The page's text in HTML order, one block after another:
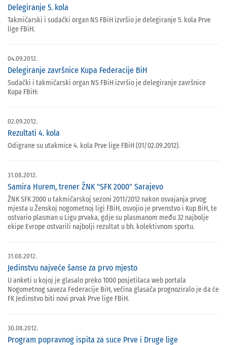
Delegiranje 5. kola
Takmičarski i sudački organ NS FBiH izvršio je delegiranje 5. kola Prve
lige FBiH.
04.09.2012.
Delegiranje završnice Kupa Federacije BiH
Sudački i takmičarski organ NS FBiH izvršio je delegiranje završnice
Kupa FBiH:
02.09.2012.
Rezultati 4. kola
Odigrane su utakmice 4. kola Prve lige FBiH (01/02.09.2012).
31.08.2012.
Samira Hurem, trener ŽNK "SFK 2000" Sarajevo
ŽNK SFK 2000 u takmičarskoj sezoni 2011/2012 nakon osvajanja prvog
mjesta u Ženskoj nogometnoj ligi FBiH, osvojio je prvenstvo i Kup BiH, te
ostvario plasman u Ligu prvaka, gdje su plasmanom među 32 najbolje
ekipe Evrope ostvarili najbolji rezultat u bh. kolektivnom sportu.
31.08.2012.
Jedinstvu najveće šanse za prvo mjesto
U anketi u kojoj je glasalo preko 1000 posjetilaca web portala
Nogometnog saveza Federacije BiH, večina glasača prognoziralo je da će
FK Jedinstvo biti novi prvak Prve lige FBiH.
30.08.2012.
Program popravnog ispita za suce Prve i Druge lige